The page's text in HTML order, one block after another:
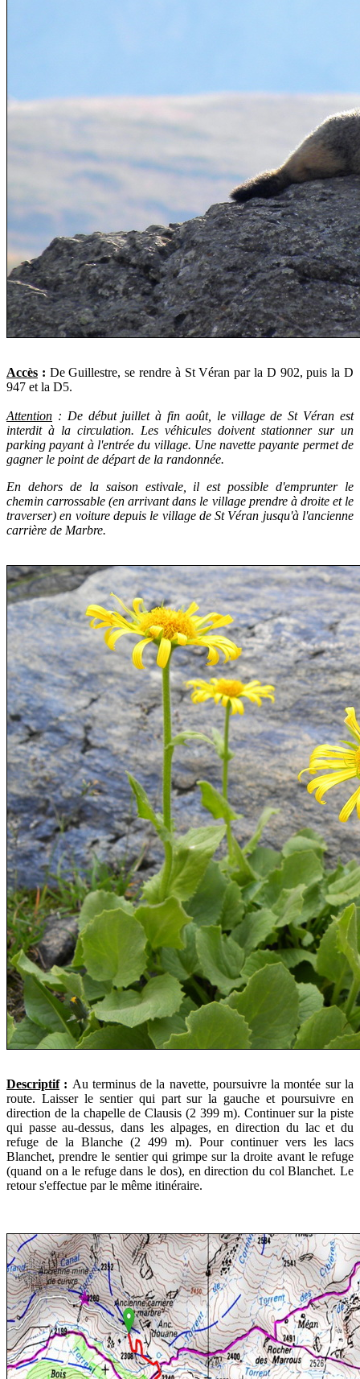
Accès : De Guillestre, se rendre à St Véran par la D 902, puis la D
947 et la D5.
Attention : De début juillet à fin août, le village de St Véran est
interdit à la circulation. Les véhicules doivent stationner sur un
parking payant à l'entrée du village. Une navette payante permet de
gagner le point de départ de la randonnée.
En dehors de la saison estivale, il est possible d'emprunter le
chemin carrossable (en arrivant dans le village prendre à droite et le
traverser) en voiture depuis le village de St Véran jusqu'à l'ancienne
carrière de Marbre.
Descriptif: Au terminus de la navette, poursuivre la montée sur la
route. Laisser le sentier qui part sur la gauche et poursuivre en
direction de la chapelle de Clausis (2 399 m). Continuer sur la piste
qui passe au-dessus, dans les alpages, en direction du lac et du
refuge de la Blanche (2 499 m). Pour continuer vers les lacs
Blanchet, prendre le sentier qui grimpe sur la droite avant le refuge
(quand on a le refuge dans le dos), en direction du col Blanchet. Le
retour s'effectue par le même itinéraire.